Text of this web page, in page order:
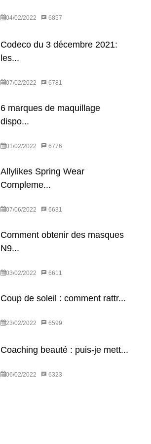
04/02/2022 6857
Codeco du 3 décembre 2021:
les...
07/02/2022 6781
6 marques de maquillage
dispo...
01/02/2022 6776
Allylikes Spring Wear
Compleme...
07/06/2022 6631
Comment obtenir des masques
N9...
03/02/2022 6611
Coup de soleil : comment rattr...
23/02/2022 6599
Coaching beauté : puis-je mett...
06/02/2022 6323